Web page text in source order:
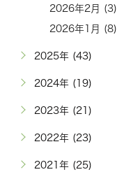
2026年2月 (3)
2026年1月 (8)
2025年 (43)
2024年 (19)
2023年 (21)
2022年 (23)
2021年 (25)